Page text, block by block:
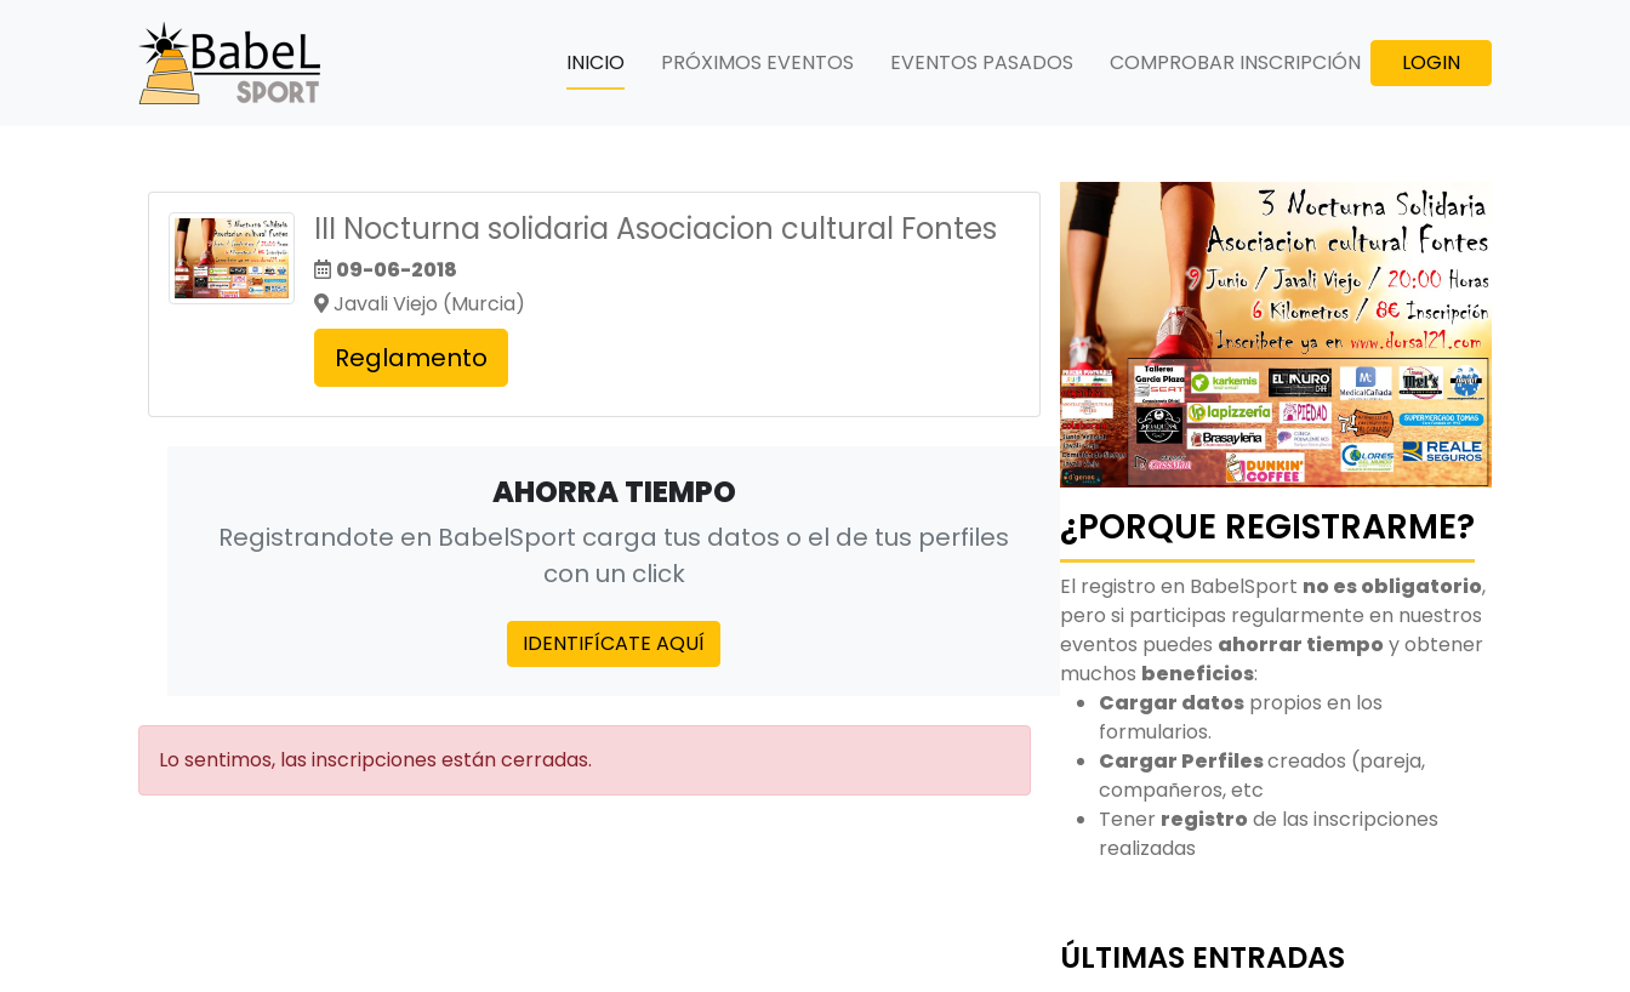
INICIO PRÓXIMOS EVENTOS EVENTOS PASADOS COMPROBAR INSCRIPCIÓN LOGIN
III Nocturna solidaria Asociacion cultural Fontes
09-06-2018
Javali Viejo (Murcia)
Reglamento
AHORRA TIEMPO
Registrandote en BabelSport carga tus datos o el de tus perfiles
con un click
IDENTIFÍCATE AQUÍ
Lo sentimos, las inscripciones están cerradas.
¿PORQUE REGISTRARME?
El registro en BabelSport no es obligatorio,
pero si participas regularmente en nuestros
eventos puedes ahorrar tiempo y obtener
muchos beneficios:
Cargar datos propios en los
formularios.
Cargar Perfilescreados (pareja,
compañeros, etc
Tener registro de las inscripciones
realizadas
ÚLTIMAS ENTRADAS